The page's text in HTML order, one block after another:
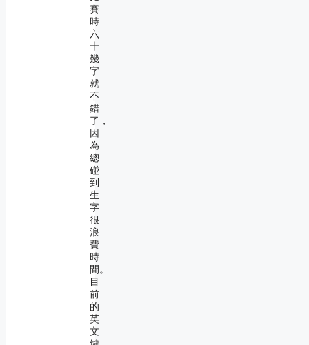
賽
時
六
十
幾
字
就
不
錯
了，
因
為
總
碰
到
生
字
很
浪
費
時
間。
目
前
的
英
文